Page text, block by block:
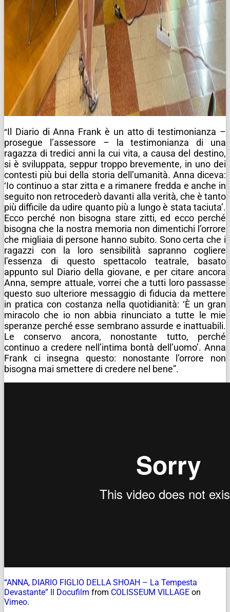
“Il Diario di Anna Frank è un atto di testimonianza –
prosegue l’assessore – la testimonianza di una
ragazza di tredici anni la cui vita, a causa del destino,
si è sviluppata, seppur troppo brevemente, in uno dei
contesti più bui della storia dell’umanità. Anna diceva:
‘Io continuo a star zitta e a rimanere fredda e anche in
seguito non retrocederò davanti alla verità, che è tanto
più difficile da udire quanto più a lungo è stata taciuta’.
Ecco perché non bisogna stare zitti, ed ecco perché
bisogna che la nostra memoria non dimentichi l’orrore
che migliaia di persone hanno subito. Sono certa che i
ragazzi con la loro sensibilità sapranno cogliere
l’essenza di questo spettacolo teatrale, basato
appunto sul Diario della giovane, e per citare ancora
Anna, sempre attuale, vorrei che a tutti loro passasse
questo suo ulteriore messaggio di fiducia da mettere
in pratica con costanza nella quotidianità: ‘È un gran
miracolo che io non abbia rinunciato a tutte le mie
speranze perché esse sembrano assurde e inattuabili.
Le conservo ancora, nonostante tutto, perché
continuo a credere nell’intima bontà dell’uomo’. Anna
Frank ci insegna questo: nonostante l’orrore non
bisogna mai smettere di credere nel bene”.
“ANNA, DIARIO FIGLIO DELLA SHOAH – La Tempesta
Devastante” Il Docufilm from COLISSEUM VILLAGE on
Vimeo.